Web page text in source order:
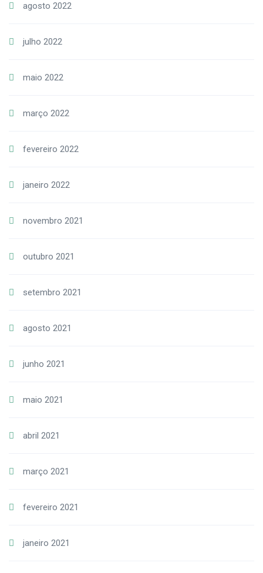
agosto 2022
julho 2022
maio 2022
março 2022
fevereiro 2022
janeiro 2022
novembro 2021
outubro 2021
setembro 2021
agosto 2021
junho 2021
maio 2021
abril 2021
março 2021
fevereiro 2021
janeiro 2021